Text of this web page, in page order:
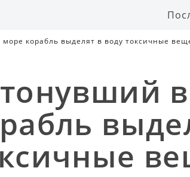
корабль выделят в воду токсичные